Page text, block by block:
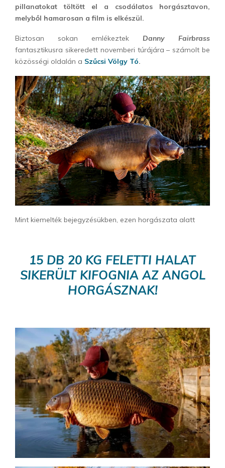
pillanatokat töltött el a csodálatos horgásztavon,
melyből hamarosan a film is elkészül.
Biztosan sokan emlékeztek Danny Fairbrass
fantasztikusra sikeredett novemberi túrájára – számolt be
közösségi oldalán a Szűcsi Völgy Tó.
Mint kiemelték bejegyzésükben, ezen horgászata alatt
15 DB 20 KG FELETTI HALAT
SIKERÜLT KIFOGNIA AZ ANGOL
HORGÁSZNAK!